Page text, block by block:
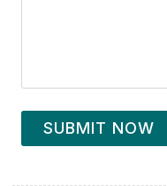
SUBMIT NOW